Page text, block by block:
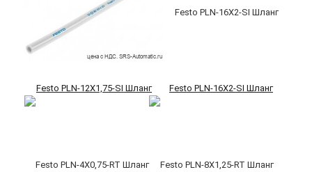
Festo PLN-12X1,75-SI Шланг Festo PLN-16X2-SI Шланг